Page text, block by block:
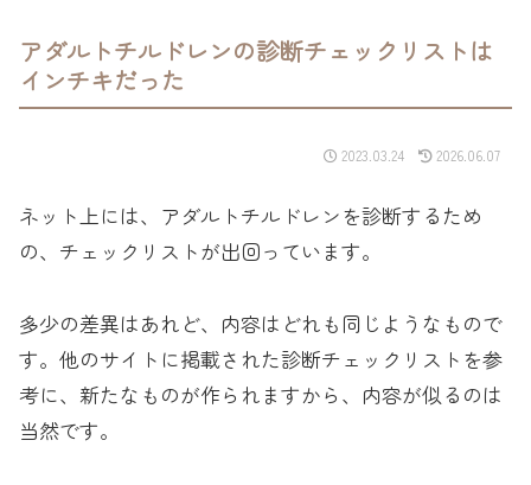
アダルトチルドレンの診断チェックリストは
インチキだった
2023.03.24 2026.06.07
ネット上には、アダルトチルドレンを診断するため
の、チェックリストが出回っています。
多少の差異はあれど、内容はどれも同じようなもので
す。他のサイトに掲載された診断チェックリストを参
考に、新たなものが作られますから、内容が似るのは
当然です。